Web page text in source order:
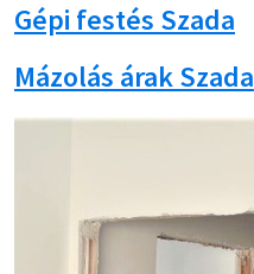
Gépi festés Szada
Mázolás árak Szada